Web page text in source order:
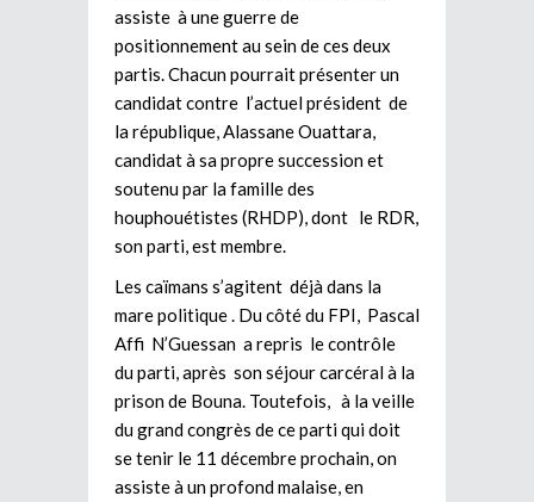
assiste à une guerre de
positionnement au sein de ces deux
partis. Chacun pourrait présenter un
candidat contre l’actuel président de
la république, Alassane Ouattara,
candidat à sa propre succession et
soutenu par la famille des
houphouétistes (RHDP), dont le RDR,
son parti, est membre.
Les caïmans s’agitent déjà dans la
mare politique . Du côté du FPI, Pascal
Affi N’Guessan a repris le contrôle
du parti, après son séjour carcéral à la
prison de Bouna. Toutefois, à la veille
du grand congrès de ce parti qui doit
se tenir le 11 décembre prochain, on
assiste à un profond malaise, en